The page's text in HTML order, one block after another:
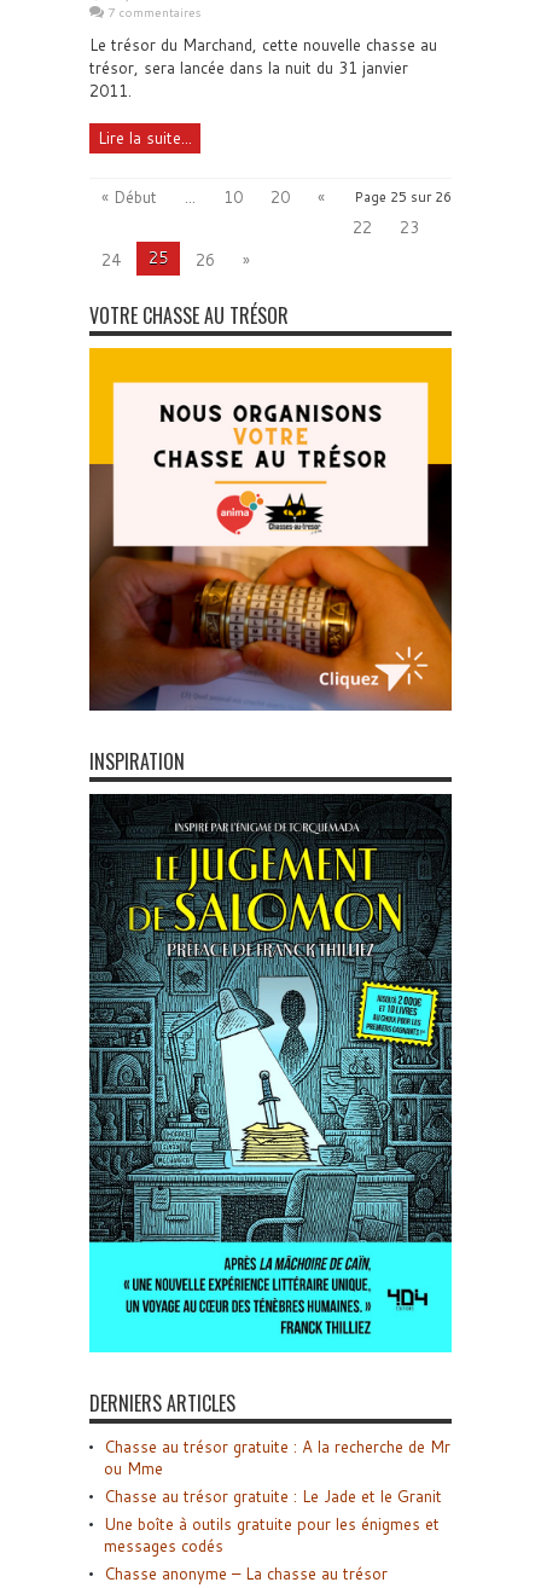
7 commentaires
Le trésor du Marchand, cette nouvelle chasse au
trésor, sera lancée dans la nuit du 31 janvier
2011.
Lire la suite...
Page 25 sur 26
« Début ... 10 20
«
22
23
24
25 26 »
VOTRE CHASSE AU TRÉSOR
INSPIRATION
DERNIERS ARTICLES
Chasse au trésor gratuite : A la recherche de Mr
ou Mme
Chasse au trésor gratuite : Le Jade et le Granit
Une boîte à outils gratuite pour les énigmes et
messages codés
Chasse anonyme – La chasse au trésor